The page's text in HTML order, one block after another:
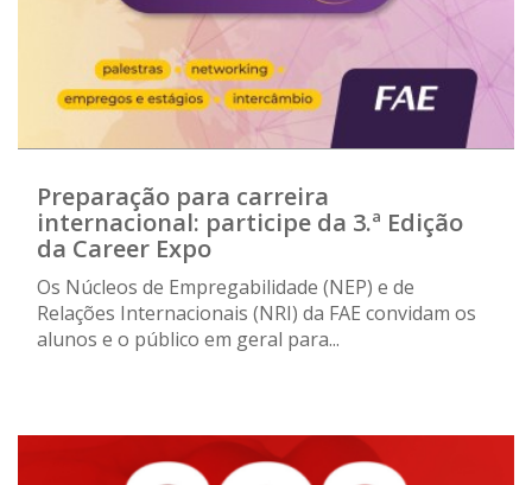
Preparação para carreira
internacional: participe da 3.ª Edição
da Career Expo
Os Núcleos de Empregabilidade (NEP) e de
Relações Internacionais (NRI) da FAE convidam os
alunos e o público em geral para...